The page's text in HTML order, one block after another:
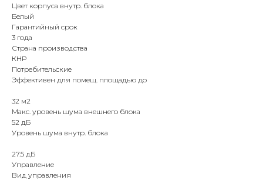
Цвет корпуса внутр. блока
Белый
Гарантийный срок
3 года
Страна производства
КНР
Потребительские
Эффективен для помещ. площадью до
32 м2
Макс. уровень шума внешнего блока
52 дБ
Уровень шума внутр. блока
27.5 дБ
Управление
Вид управления